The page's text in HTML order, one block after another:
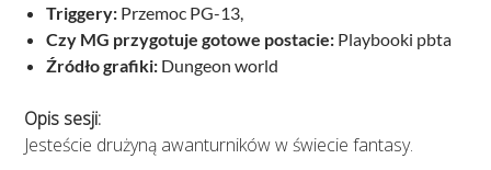
Triggery: Przemoc PG-13,
Czy MG przygotuje gotowe postacie: Playbooki pbta
Źródło grafiki: Dungeon world
Opis sesji:
Jesteście drużyną awanturników w świecie fantasy.